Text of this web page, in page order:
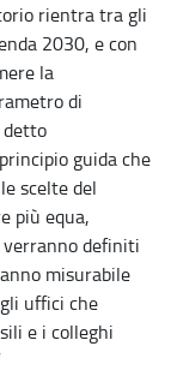
rientra tra gli
2030, e con
la
di
guida che
scelte del
più equa,
verranno definiti
misurabile
uffici che
e i colleghi